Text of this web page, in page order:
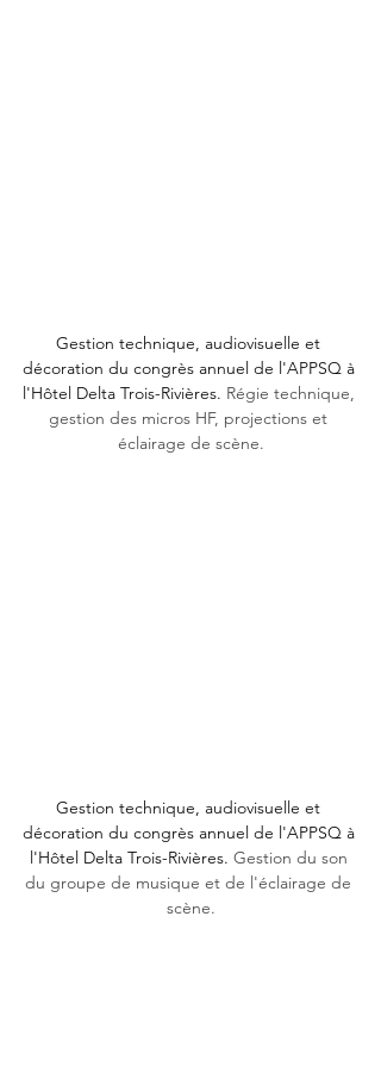
Gestion technique, audiovisuelle et
décoration du congrès annuel de l'APPSQ à
l'Hôtel Delta Trois-Rivières. Régie technique,
gestion des micros HF, projections et
éclairage de scène.
Gestion technique, audiovisuelle et
décoration du congrès annuel de l'APPSQ à
l'Hôtel Delta Trois-Rivières. Gestion du son
du groupe de musique et de l'éclairage de
scène.